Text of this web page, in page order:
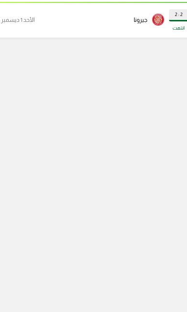
2 : 2
انتهت
جيرونا الأحد 1 ديسمبر 2024